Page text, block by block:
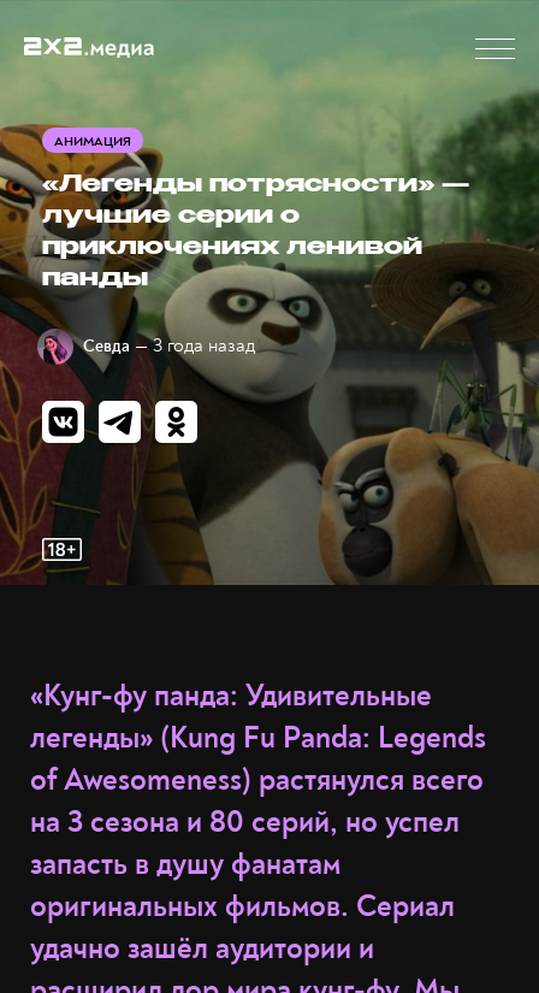
АНИМАЦИЯ
«Легенды потрясности» —
лучшие серии о
приключениях ленивой
панды
Севда — 3 года назад
«Кунг-фу панда: Удивительные
легенды» (Kung Fu Panda: Legends
of Awesomeness) растянулся всего
на 3 сезона и 80 серий, но успел
запасть в душу фанатам
оригинальных фильмов. Сериал
удачно зашёл аудитории и